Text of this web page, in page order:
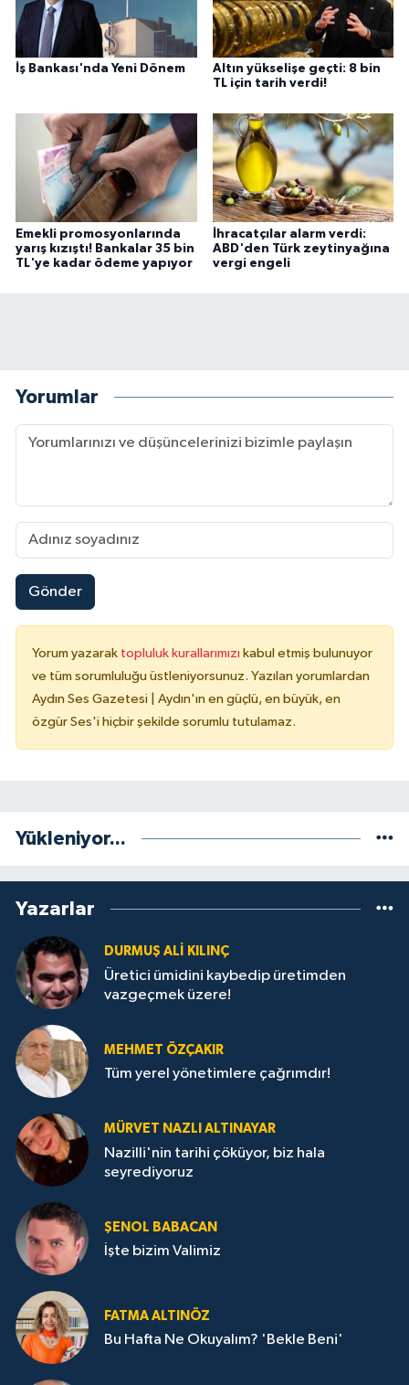
İş Bankası'nda Yeni Dönem
Altın yükselişe geçti: 8 bin
TL için tarih verdi!
Emekli promosyonlarında
yarış kızıştı! Bankalar 35 bin
TL'ye kadar ödeme yapıyor
İhracatçılar alarm verdi:
ABD'den Türk zeytinyağına
vergi engeli
Yorumlar
Gönder
Yorum yazarak topluluk kurallarımızı kabul etmiş bulunuyor
ve tüm sorumluluğu üstleniyorsunuz. Yazılan yorumlardan
Aydın Ses Gazetesi | Aydın'ın en güçlü, en büyük, en
özgür Ses'i hiçbir şekilde sorumlu tutulamaz.
Yükleniyor...
Yazarlar
DURMUŞ ALI KILINÇ
Üretici ümidini kaybedip üretimden
vazgeçmek üzere!
MEHMET ÖZÇAKIR
Tüm yerel yönetimlere çağrımdır!
MÜRVET NAZLI ALTINAYAR
Nazilli'nin tarihi çöküyor, biz hala
seyrediyoruz
ŞENOL BABACAN
İşte bizim Valimiz
FATMA ALTINÖZ
Bu Hafta Ne Okuyalım? 'Bekle Beni'